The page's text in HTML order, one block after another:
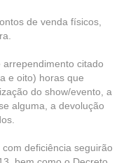
de venda físicos,
citado
e oito) horas que
do show/evento, a
alguma, a devolução
deficiência seguirão